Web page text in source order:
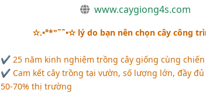
www.caygiong4s.com
✫.•°*"˜˜•✫ lý do bạn nên chọn cây công
✔ 25 năm kinh nghiệm trồng cây giống cùng
✔ Cam kết cây trồng tại vườn, số lượng lớn, đầy
50-70% thị trường